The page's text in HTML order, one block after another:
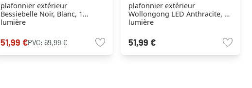
plafonnier extérieur
Bessiebelle Noir, Blanc, 1
lumière
51,99 €PVC:69,99 €
plafonnier extérieur
Wollongong LED Anthracite, 1
lumière
51,99 €